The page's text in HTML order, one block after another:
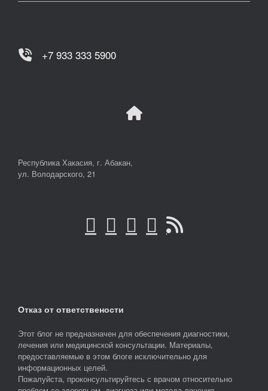
+7 933 333 5900
Республика Хакасия, г. Абакан,
ул. Володарского, 21
Отказ от ответствености
Этот блог не предназначен для обеспечения диагностики,
лечения или медицинской консультации. Материалы,
предоставляемые в этом блоге исключительно для
информационных целей.
Пожалуйста, проконсультируйтесь с врачом относительно